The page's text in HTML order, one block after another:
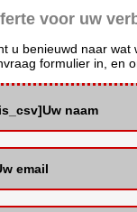
voor uw
u benieuwd naar wat
formulier in, en
naam
email